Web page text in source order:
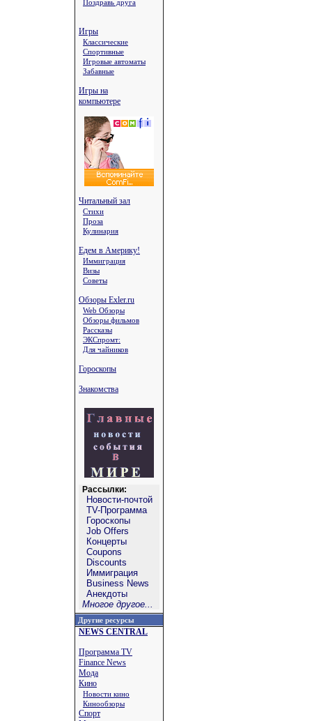
Поздравь друга
Игры
Классические
Спортивные
Игровые автоматы
Забавные
Игры на
компьютере
Читальный зал
Стихи
Проза
Кулинария
Едем в Америку!
Иммиграция
Визы
Советы
Обзоры Exler.ru
Web Обзоры
Обзоры фильмов
Рассказы
ЭКСпромт:
Для чайников
Гороскопы
Знакомства
Рассылки:
Новости-почтой
TV-Программа
Гороскопы
Job Offers
Концерты
Coupons
Discounts
Иммиграция
Business News
Анекдоты
Многое другое...
Другие ресурсы
NEWS CENTRAL
Программа TV
Finance News
Мода
Кино
Новости кино
Кинообзоры
Спорт